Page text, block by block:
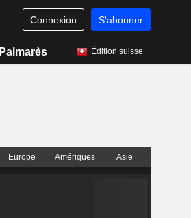
Connexion S'abonner
Palmarès Édition suisse
Europe Amériques Asie